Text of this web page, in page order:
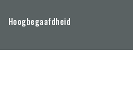
Hoogbegaafdheid